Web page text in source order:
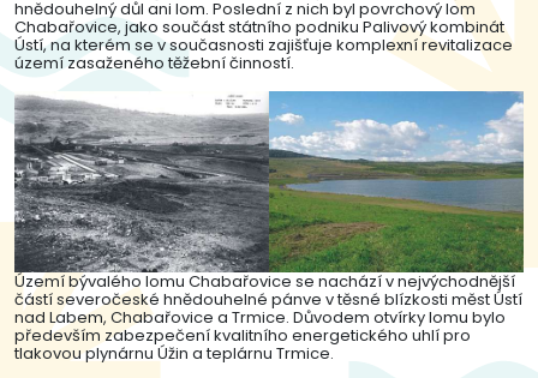
hnědouhelný důl ani lom. Poslední z nich byl povrchový lom
Chabařovice, jako součást státního podniku Palivový kombinát
Ústí, na kterém se v současnosti zajišťuje komplexní revitalizace
území zasaženého těžební činností.
Území bývalého lomu Chabařovice se nachází v nejvýchodnější
částí severočeské hnědouhelné pánve v těsné blízkosti měst Ústí
nad Labem, Chabařovice a Trmice. Důvodem otvírky lomu bylo
především zabezpečení kvalitního energetického uhlí pro
tlakovou plynárnu Úžin a teplárnu Trmice.